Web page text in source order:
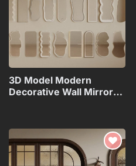
3D Model Modern
Decorative Wall Mirrors
Add to